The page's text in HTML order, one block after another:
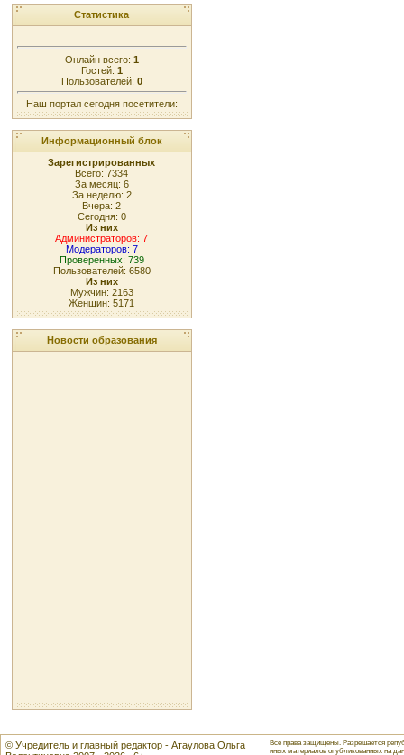
Статистика
Онлайн всего: 1
Гостей: 1
Пользователей: 0
Наш портал сегодня посетители:
Информационный блок
Зарегистрированных
Всего: 7334
За месяц: 6
За неделю: 2
Вчера: 2
Сегодня: 0
Из них
Администраторов: 7
Модераторов: 7
Проверенных: 739
Пользователей: 6580
Из них
Мужчин: 2163
Женщин: 5171
Новости образования
© Учредитель и главный редактор - Атаулова Ольга
Все права защищены. Разрешается
иных материалов опубликованных на